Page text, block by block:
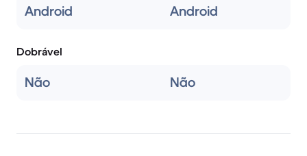
Android Android
Dobrável
Não Não